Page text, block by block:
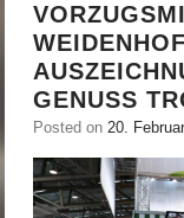
GENUSS
Posted on 20.